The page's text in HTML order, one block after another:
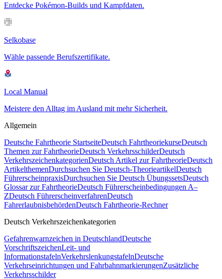
Entdecke Pokémon-Builds und Kampfdaten.
Selkobase
Wähle passende Berufszertifikate.
Local Manual
Meistere den Alltag im Ausland mit mehr Sicherheit.
Allgemein
Deutsche Fahrtheorie StartseiteDeutsch FahrtheoriekurseDeutsch
Themen zur FahrtheorieDeutsch VerkehrsschilderDeutsch
VerkehrszeichenkategorienDeutsch Artikel zur FahrtheorieDeutsch
ArtikelthemenDurchsuchen Sie Deutsch-TheorieartikelDeutsch
FührerscheinpraxisDurchsuchen Sie Deutsch ÜbungssetsDeutsch
Glossar zur FahrtheorieDeutsch Führerscheinbedingungen A–
ZDeutsch FührerscheinverfahrenDeutsch
FahrerlaubnisbehördenDeutsch Fahrtheorie-Rechner
Deutsch Verkehrszeichenkategorien
Gefahrenwarnzeichen in DeutschlandDeutsche
VorschriftszeichenLeit- und
InformationstafelnVerkehrslenkungstafelnDeutsche
Verkehrseinrichtungen und FahrbahnmarkierungenZusätzliche
Verkehrsschilder